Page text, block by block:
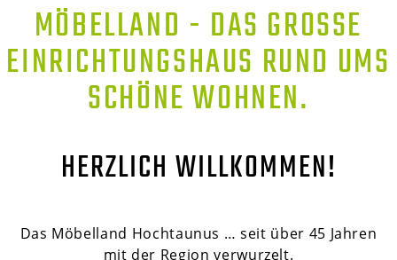
MÖBELLAND - DAS GROSSE E
INRICHTUNGSHAUS RUND UMS S
CHÖNE WOHNEN.
HERZLICH WILLKOMMEN!
Das Möbelland Hochtaunus … seit über 45 Jahren
mit der Region verwurzelt.